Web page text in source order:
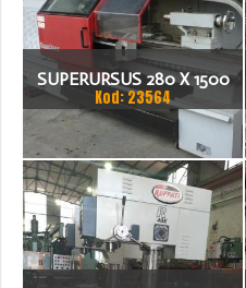
SUPERURSUS 280 X 1500
TOKARKA
Kod: 23564